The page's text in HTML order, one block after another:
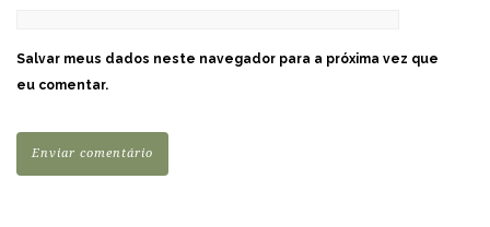
Salvar meus dados neste navegador para a próxima vez que
eu comentar.